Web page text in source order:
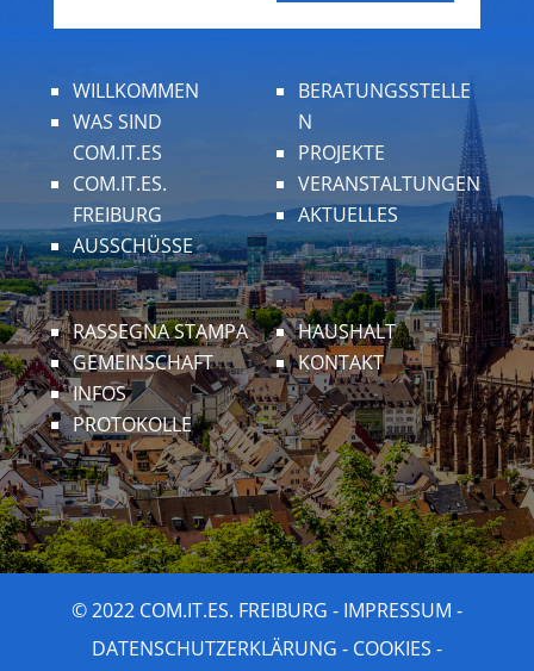
WILLKOMMEN
WAS SIND
COM.IT.ES
COM.IT.ES.
FREIBURG
AUSSCHÜSSE
BERATUNGSSTELLE
N
PROJEKTE
VERANSTALTUNGEN
AKTUELLES
RASSEGNA STAMPA
GEMEINSCHAFT
INFOS
PROTOKOLLE
HAUSHALT
KONTAKT
© 2022 COM.IT.ES. FREIBURG - IMPRESSUM -
DATENSCHUTZERKLÄRUNG - COOKIES -